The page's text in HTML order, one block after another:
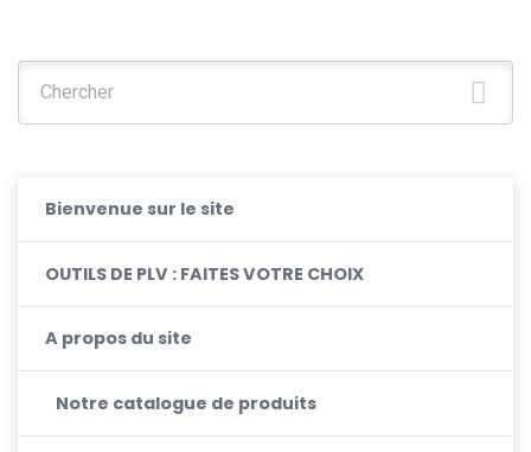
Bienvenue sur le site
OUTILS DE PLV : FAITES VOTRE CHOIX
A propos du site
Notre catalogue de produits